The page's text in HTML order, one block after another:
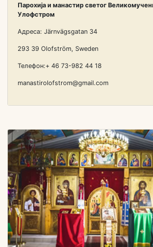
Парохија и манастир светог
Улофстром
Адреса: Järnvägsgatan 34
293 39 Olofström, Sweden
Телефон:+ 46 73-982 44 18
manastirolofstrom@gmail.com